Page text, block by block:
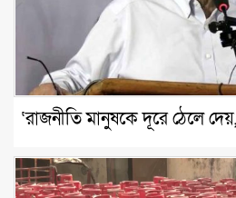
‘রাজনীতি মানুষকে দূরে ঠেলে